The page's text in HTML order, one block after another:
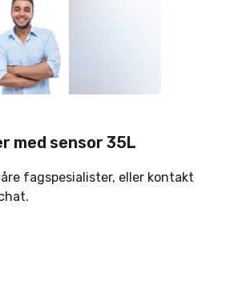
med sensor 35L
fagspesialister, eller kontakt